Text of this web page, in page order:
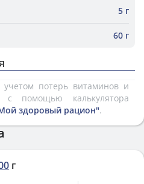
5 г
60 г
учетом потерь витаминов и
помощью калькулятора
здоровый рацион".
г